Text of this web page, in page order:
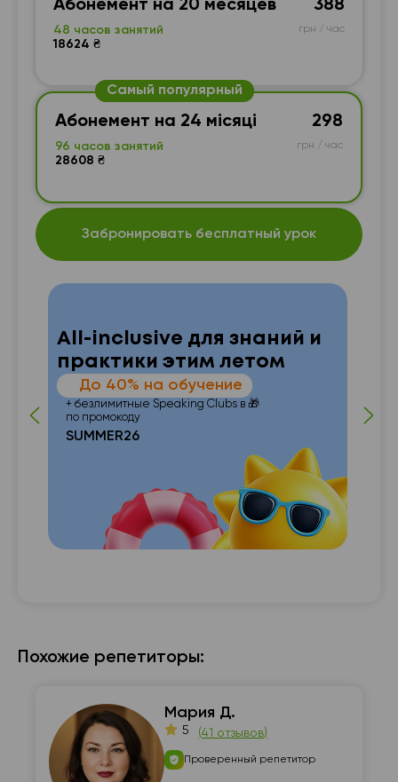
Абонемент на 20 месяцев
48 часов занятий
18624 ₴
388
грн / час
Самый популярный
Абонемент на 24 місяці
96 часов занятий
28608 ₴
298
грн / час
Забронировать бесплатный урок
All-inclusive для знаний и
практики этим летом
До 40% на обучение
+ безлимитные Speaking Clubs в 🎁
по промокоду
SUMMER26
Похожие репетиторы:
Мария Д.
5 (41 отзывов)
Проверенный репетитор